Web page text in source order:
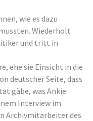
wie es dazu
Wiederholt
und tritt in
ehe sie Einsicht in die
deutscher Seite, dass
gäbe, was Ankie
Interview im
Archivmitarbeiter des